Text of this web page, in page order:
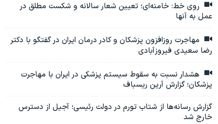
روی خط: خامنه‌ای؛ تعیین شعار سالانه و شکست مطلق در
عمل به آنها
مهاجرت روزافزون پزشکان و کادر درمان ایران در گفتگو با دکتر
رضا سعیدی فیروزآبادی
هشدار نسبت به سقوط سیستم پزشکی در ایران با مهاجرت
پزشکان؛ گزارش آرین ریسباف
گزارش‌ رسانه‌ها از شتاب تورم در دولت رئيسی؛ آجیل از دسترس
خارج شد